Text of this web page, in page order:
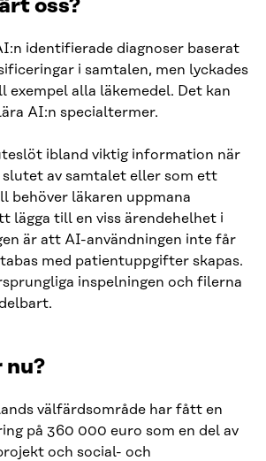
oss?
identifierade diagnoser baserat
i samtalen, men lyckades
alla läkemedel. Det kan
AI:n specialtermer.
ibland viktig information när
av samtalet eller som ett
behöver läkaren uppmana
lägga till en viss ärendehelhet i
är att AI-användningen inte får
med patientuppgifter skapas.
inspelningen och filerna
nu?
välfärdsområde har fått en
på 360 000 euro som en del av
och social- och